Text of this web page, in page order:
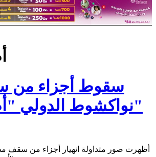
سقوط أجزاء من
نواكشوط الدولي "أم التونسي"
أظهرت صور متداولة انهيار أجزاء من سقف